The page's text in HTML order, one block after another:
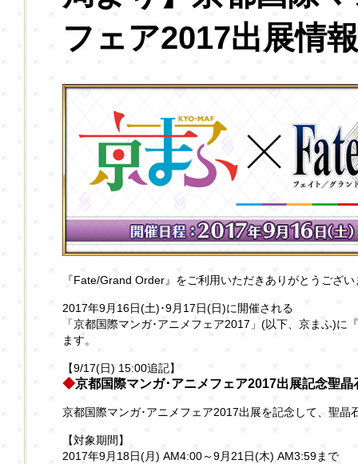
フェア2017出展情
『Fate/Grand Order』をご利用いただきありがとうござい
2017年9月16日(土)･9月17日(日)に開催される
「京都国際マンガ･アニメフェア2017」(以下、京まふ)に
ます。
【9/17(日) 15:00追記】
◆京都国際マンガ･アニメフェア2017出展記念聖晶
京都国際マンガ･アニメフェア2017出展を記念して、聖晶
【対象期間】
2017年9月18日(月) AM4:00～9月21日(木) AM3:59まで